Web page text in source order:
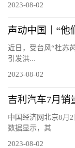
2023-08-02
声动中国丨“他
近日，受台风“杜苏
引发洪...
2023-08-02
中国经济网北京8月
数据显示，其
2023-08-02